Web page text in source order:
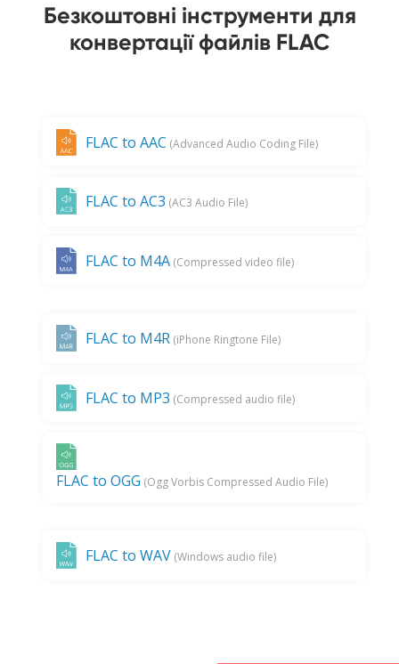
Безкоштовні інструменти для
конвертації файлів FLAC
FLAC to AAC (Advanced Audio Coding File)
FLAC to AC3 (AC3 Audio File)
FLAC to M4A (Compressed video file)
FLAC to M4R (iPhone Ringtone File)
FLAC to MP3 (Compressed audio file)
FLAC to OGG (Ogg Vorbis Compressed Audio File)
FLAC to WAV (Windows audio file)